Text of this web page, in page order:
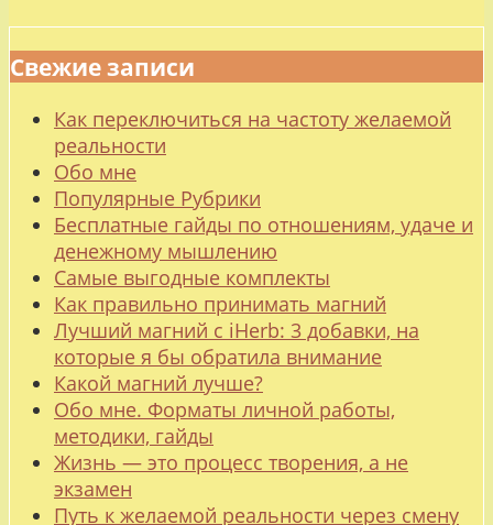
Свежие записи
Как переключиться на частоту желаемой
реальности
Обо мне
Популярные Рубрики
Бесплатные гайды по отношениям, удаче и
денежному мышлению
Самые выгодные комплекты
Как правильно принимать магний
Лучший магний с iHerb: 3 добавки, на
которые я бы обратила внимание
Какой магний лучше?
Обо мне. Форматы личной работы,
методики, гайды
Жизнь — это процесс творения, а не
экзамен
Путь к желаемой реальности через смену